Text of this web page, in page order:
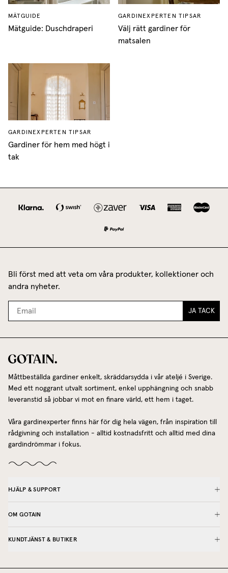
MÄTGUIDE
Mätguide: Duschdraperi
GARDINEXPERTEN TIPSAR
Välj rätt gardiner för
matsalen
GARDINEXPERTEN TIPSAR
Gardiner för hem med högt i
tak
Bli först med att veta om våra produkter, kollektioner och
andra nyheter.
JA TACK
Måttbeställda gardiner enkelt, skräddarsydda i vår ateljé i Sverige.
Med ett noggrant utvalt sortiment, enkel upphängning och snabb
leveranstid så jobbar vi mot en finare värld, ett hem i taget.
Våra gardinexperter finns här för dig hela vägen, från inspiration till
rådgivning och installation - alltid kostnadsfritt och alltid med dina
gardindrömmar i fokus.
HJÄLP & SUPPORT
OM GOTAIN
KUNDTJÄNST & BUTIKER